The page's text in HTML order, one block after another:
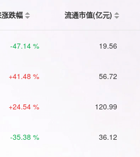
跌幅 流通市值(亿元)
-47.14 % 19.56
+41.48 % 56.72
+24.54 % 120.99
-35.38 % 36.12